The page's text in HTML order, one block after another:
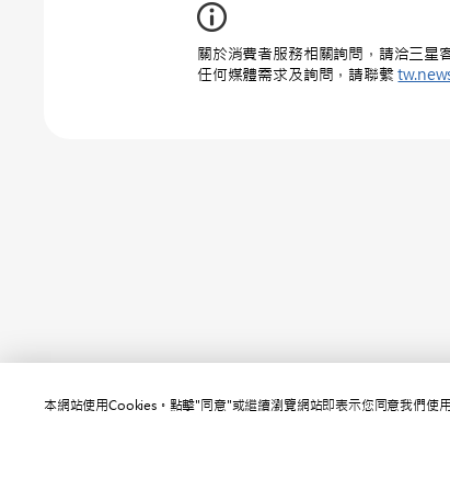
本網站使用Cookies。點擊"同意"或繼續瀏覽網站即表示您同意我們使
關於消費者服務相關詢問，請洽三星
任何媒體需求及詢問，請聯繫